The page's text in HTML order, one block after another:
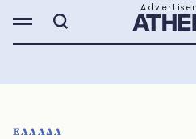
ΕΛΛΑΔΑ